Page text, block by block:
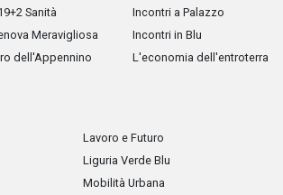
Sanità
Meravigliosa
dell'Appennino
Incontri a Palazzo
Incontri in Blu
L'economia dell'entroterra
Lavoro e Futuro
Liguria Verde Blu
Mobilità Urbana